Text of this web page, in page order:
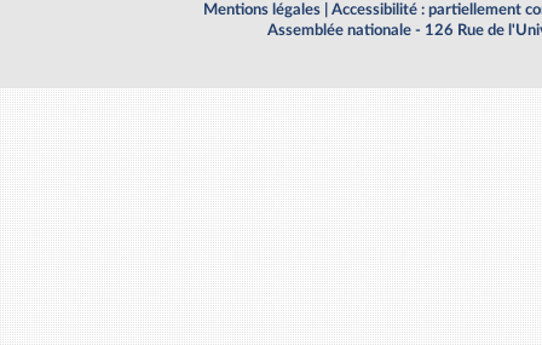
Mentions légales
Accessibilité : partiellement
Assemblée nationale - 126 Rue de